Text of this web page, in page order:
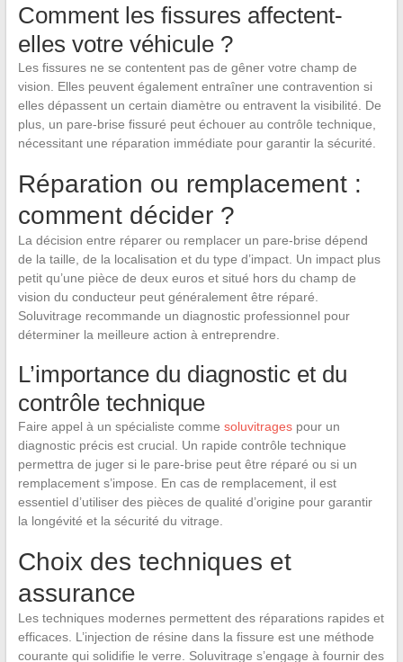
Comment les fissures affectent-
elles votre véhicule ?
Les fissures ne se contentent pas de gêner votre champ de
vision. Elles peuvent également entraîner une contravention si
elles dépassent un certain diamètre ou entravent la visibilité. De
plus, un pare-brise fissuré peut échouer au contrôle technique,
nécessitant une réparation immédiate pour garantir la sécurité.
Réparation ou remplacement :
comment décider ?
La décision entre réparer ou remplacer un pare-brise dépend
de la taille, de la localisation et du type d’impact. Un impact plus
petit qu’une pièce de deux euros et situé hors du champ de
vision du conducteur peut généralement être réparé.
Soluvitrage recommande un diagnostic professionnel pour
déterminer la meilleure action à entreprendre.
L’importance du diagnostic et du
contrôle technique
Faire appel à un spécialiste comme soluvitragespour un
diagnostic précis est crucial. Un rapide contrôle technique
permettra de juger si le pare-brise peut être réparé ou si un
remplacement s’impose. En cas de remplacement, il est
essentiel d’utiliser des pièces de qualité d’origine pour garantir
la longévité et la sécurité du vitrage.
Choix des techniques et
assurance
Les techniques modernes permettent des réparations rapides et
efficaces. L’injection de résine dans la fissure est une méthode
courante qui solidifie le verre. Soluvitrage s’engage à fournir des